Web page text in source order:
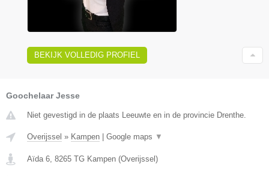
BEKIJK VOLLEDIG PROFIEL
Goochelaar Jesse
Niet gevestigd in de plaats Leeuwte en in de provincie Drenthe.
Overijssel » Kampen Google maps ▼
Aïda 6, 8265 TG Kampen (Overijssel )